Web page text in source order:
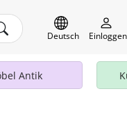
Deutsch Einloggen
Antik